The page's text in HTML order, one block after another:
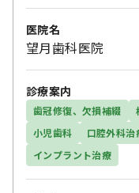
医院名
望月歯科医院
診療案内
歯冠修復、欠損補綴
小児歯科
口腔外科治
インプラント治療